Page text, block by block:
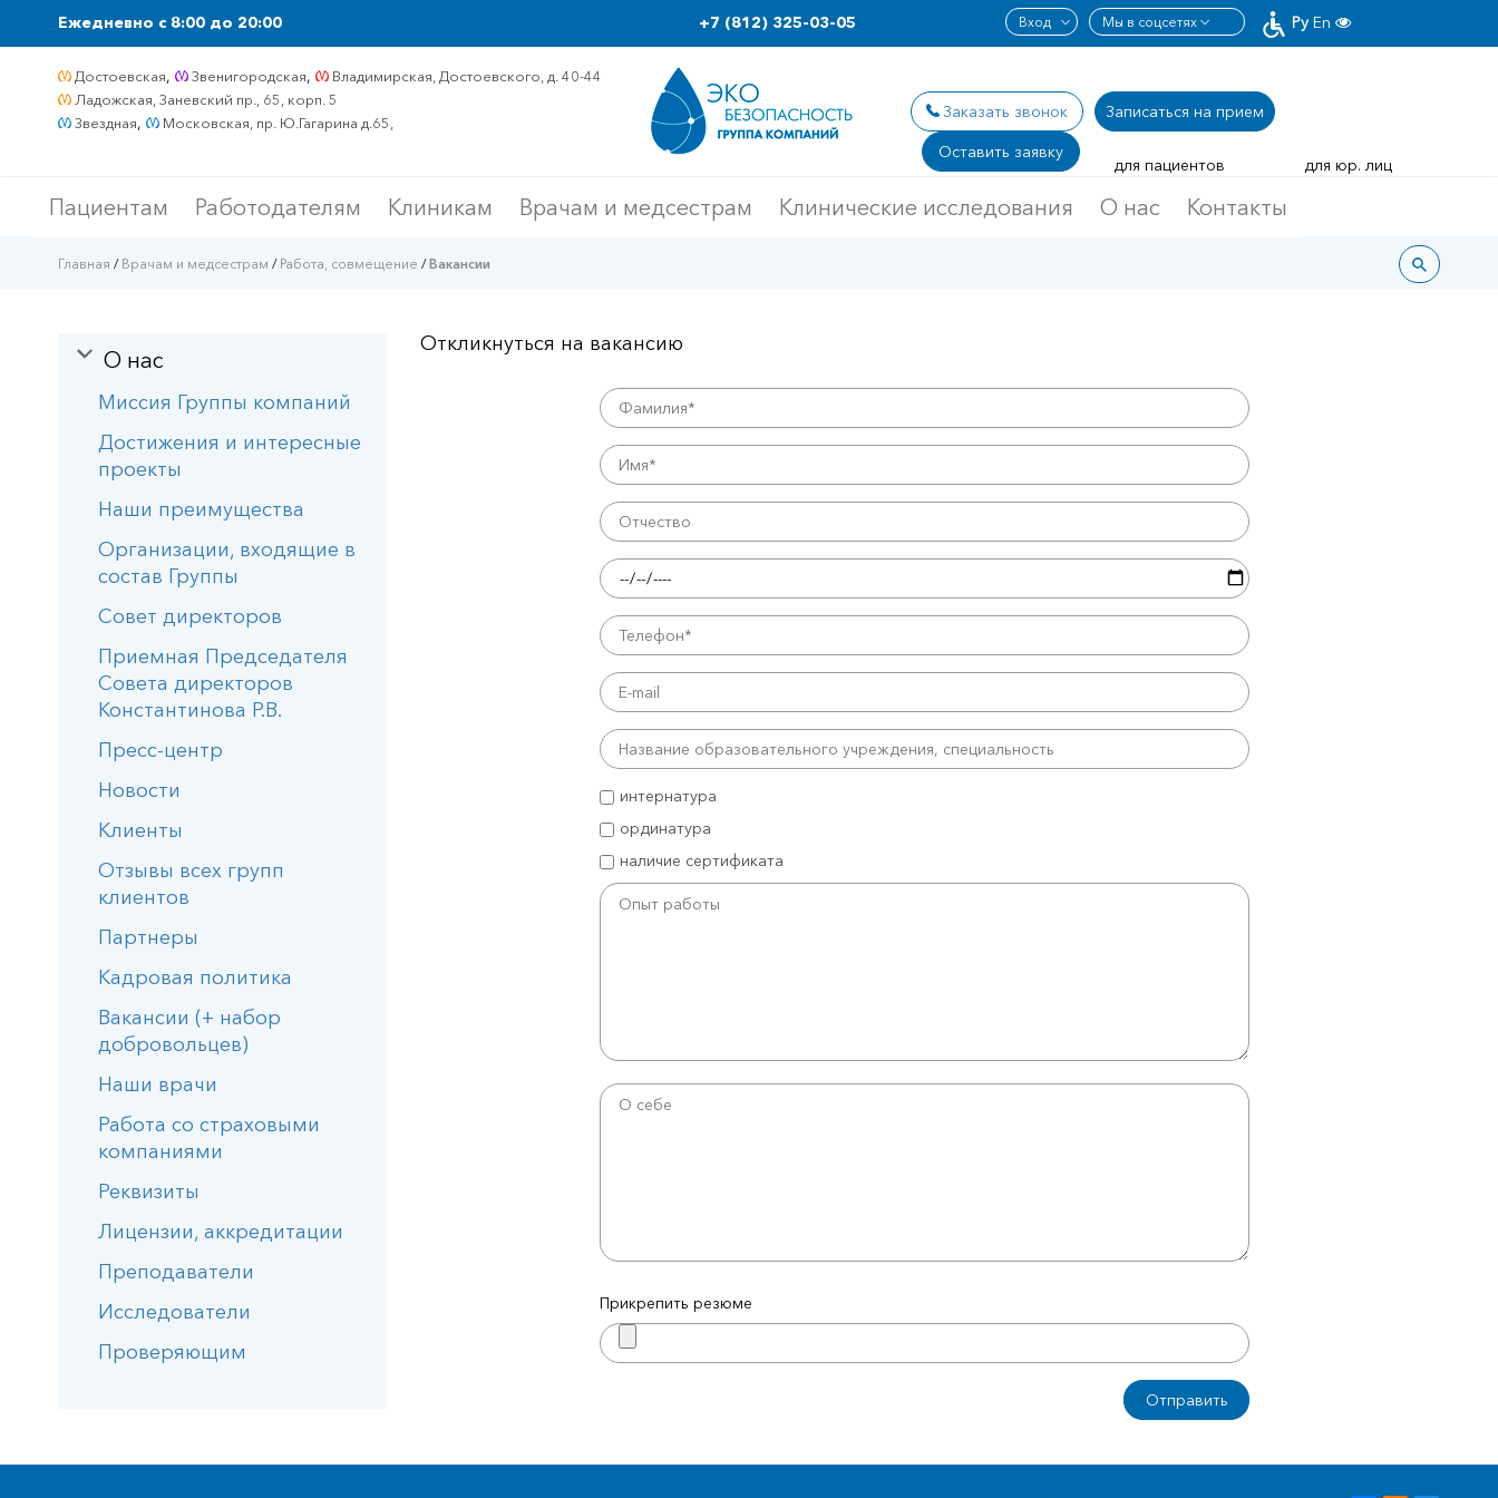
Ежедневно c 8:00 до 20:00 +7 (812) 325-03-05 Ру En
Достоевская, Звенигородская,
Владимирская, Достоевского, д. 40-44
Ладожская, Заневский пр., 65, корп. 5
Звездная, Московская, пр. Ю.Гагарина д.65,
Заказать звонок Записаться на прием
Оставить заявку
для пациентов для юр. лиц
Пациентам Работодателям Клиникам Врачам и медсестрам Клинические исследования О нас Контакты
Главная / Врачам и медсестрам / Работа, совмещение /Вакансии
О нас
Миссия Группы компаний
Достижения и интересные
проекты
Наши преимущества
Организации, входящие в
состав Группы
Совет директоров
Приемная Председателя
Совета директоров
Константинова Р.В.
Пресс-центр
Новости
Клиенты
Отзывы всех групп
клиентов
Партнеры
Кадровая политика
Вакансии (+ набор
добровольцев)
Наши врачи
Работа со страховыми
компаниями
Реквизиты
Лицензии, аккредитации
Преподаватели
Исследователи
Проверяющим
Откликнуться на вакансию
интернатура
ординатура
наличие сертификата
Прикрепить резюме